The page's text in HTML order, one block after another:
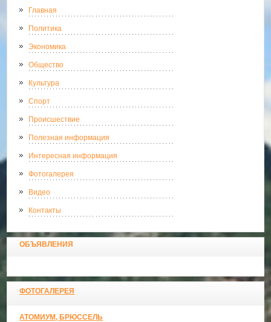
Главная
Политика
Экономика
Общество
Культура
Спорт
Происшествие
Полезная информация
Интересная информация
Фотогалерея
Видео
Контакты
ОБЪЯВЛЕНИЯ
ФОТОГАЛЕРЕЯ
АТОМИУМ, БРЮССЕЛЬ